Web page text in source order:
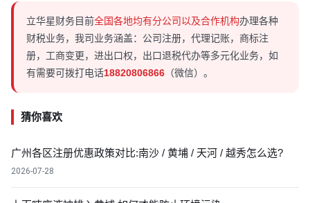
立华星财务目前全国各地均有分公司以及合作机构办理各种
财税业务，我司业务涵盖：公司注册，代理记账，商标注
册，工商变更，进出口权，出口退税代办等多元化业务，如
有需要可拨打电话18820806866 （微信）。
猜你喜欢
广州各区注册优惠政策对比:南沙 / 黄埔 / 天河 / 越秀怎么选?
2026-07-28